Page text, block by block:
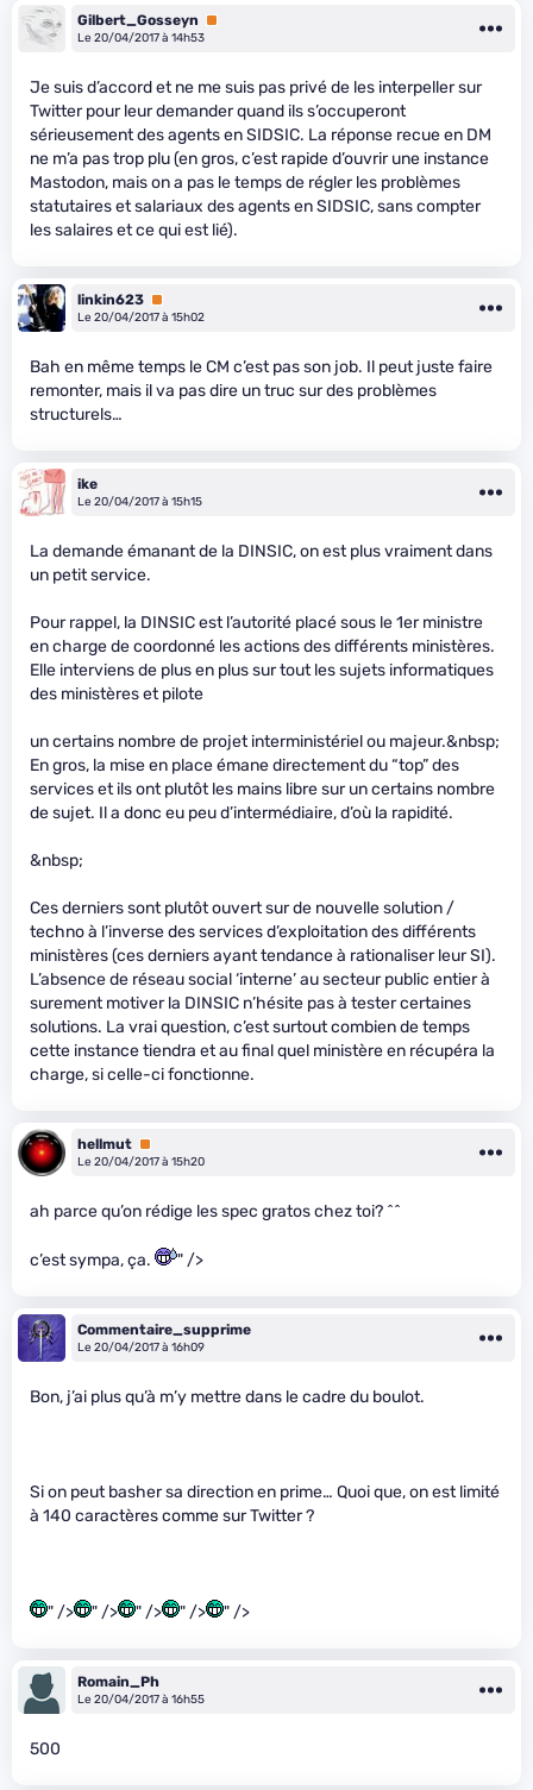
Gilbert_Gosseyn
Premium
Le 20/04/2017 à 14h53
Je suis d’accord et ne me suis pas privé de les interpeller sur
Twitter pour leur demander quand ils s’occuperont
sérieusement des agents en SIDSIC. La réponse recue en DM
ne m’a pas trop plu (en gros, c’est rapide d’ouvrir une instance
Mastodon, mais on a pas le temps de régler les problèmes
statutaires et salariaux des agents en SIDSIC, sans compter
les salaires et ce qui est lié).
linkin623 Premium
Le 20/04/2017 à 15h02
Bah en même temps le CM c’est pas son job. Il peut juste faire
remonter, mais il va pas dire un truc sur des problèmes
structurels…
ike
Le 20/04/2017 à 15h15
La demande émanant de la DINSIC, on est plus vraiment dans
un petit service.
Pour rappel, la DINSIC est l’autorité placé sous le 1er ministre
en charge de coordonné les actions des différents ministères.
Elle interviens de plus en plus sur tout les sujets informatiques
des ministères et pilote
un certains nombre de projet interministériel ou majeur.&nbsp;
En gros, la mise en place émane directement du “top” des
services et ils ont plutôt les mains libre sur un certains nombre
de sujet. Il a donc eu peu d’intermédiaire, d’où la rapidité.
&nbsp;
Ces derniers sont plutôt ouvert sur de nouvelle solution /
techno à l’inverse des services d’exploitation des différents
ministères (ces derniers ayant tendance à rationaliser leur SI).
L’absence de réseau social ‘interne’ au secteur public entier à
surement motiver la DINSIC n’hésite pas à tester certaines
solutions. La vrai question, c’est surtout combien de temps
cette instance tiendra et au final quel ministère en récupéra la
charge, si celle-ci fonctionne.
hellmut Premium
Le 20/04/2017 à 15h20
ah parce qu’on rédige les spec gratos chez toi? ^^
c’est sympa, ça. " />
Commentaire_supprime
Le 20/04/2017 à 16h09
Bon, j’ai plus qu’à m’y mettre dans le cadre du boulot.
Si on peut basher sa direction en prime… Quoi que, on est limité
à 140 caractères comme sur Twitter ?
" /> " /> " /> " /> " />
Romain_Ph
Le 20/04/2017 à 16h55
500